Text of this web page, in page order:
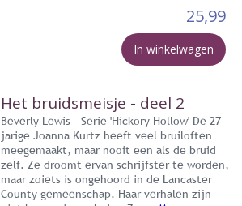
25,99
In winkelwagen
Het bruidsmeisje - deel 2
Beverly Lewis - Serie 'Hickory Hollow' De 27-
jarige Joanna Kurtz heeft veel bruiloften
meegemaakt, maar nooit een als de bruid
zelf. Ze droomt ervan schrijfster te worden,
maar zoiets is ongehoord in de Lancaster
County gemeenschap. Haar verhalen zijn